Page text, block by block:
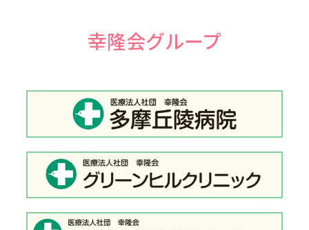
幸隆会グループ